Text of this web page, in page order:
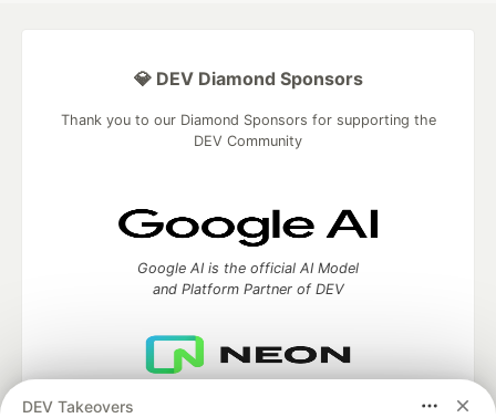
DEV Takeovers
💎 DEV Diamond Sponsors
Thank you to our Diamond Sponsors for supporting the
DEV Community
Google AI is the official AI Model
and Platform Partner of DEV